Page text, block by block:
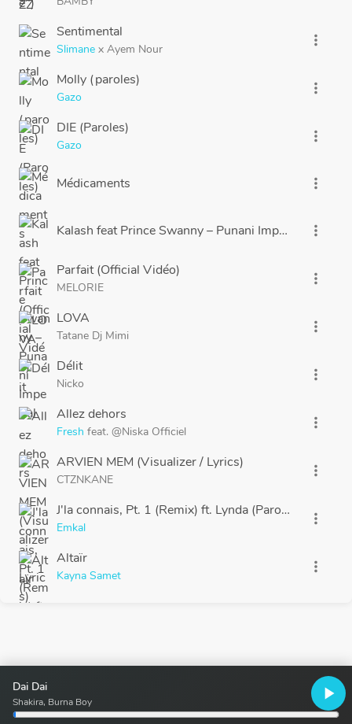
Dai Dai
Shakira, Burna Boy play_arrow
Sentimental
Slimane x Ayem Nour
more_vert
Molly (paroles)
Gazo
more_vert
DIE (Paroles)
Gazo
more_vert
Médicaments more_vert
Kalash feat Prince Swanny – Punani Imperial more_vert
Parfait (Official Vidéo)
MELORIE
more_vert
LOVA
Tatane Dj Mimi
more_vert
Délit
Nicko
more_vert
Allez dehors
Fresh feat. @Niska Officiel
more_vert
ARVIEN MEM (Visualizer / Lyrics)
CTZNKANE
more_vert
J'la connais, Pt. 1 (Remix) ft. Lynda (Paroles)
Emkal
more_vert
Altaïr
Kayna Samet
more_vert